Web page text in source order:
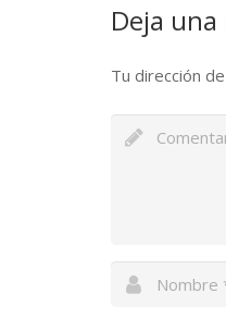
Deja
Tu dirección